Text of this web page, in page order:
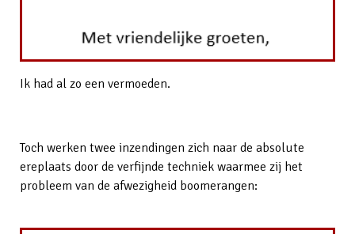
Ik had al zo een vermoeden.
Toch werken twee inzendingen zich naar de absolute
ereplaats door de verfijnde techniek waarmee zij het
probleem van de afwezigheid boomerangen: